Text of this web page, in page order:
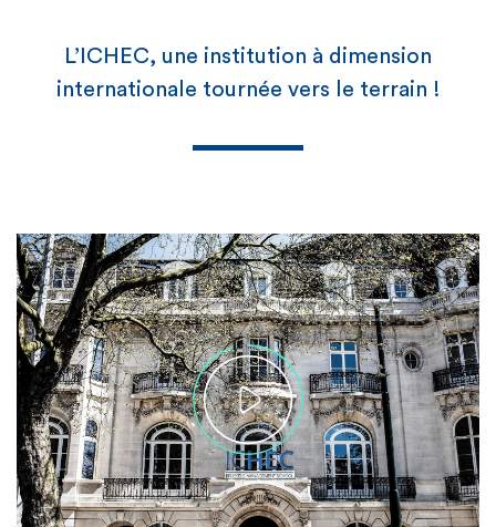
L’ICHEC, une institution à dimension
internationale tournée vers le terrain !